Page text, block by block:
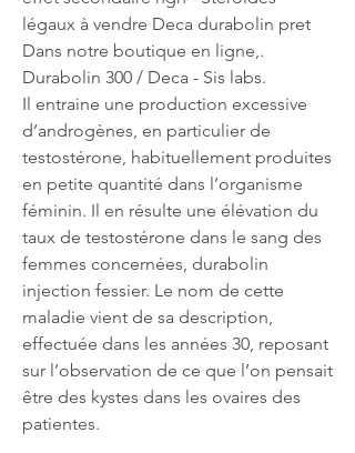
légaux à vendre Deca durabolin pret
Dans notre boutique en ligne,.
Durabolin 300 / Deca - Sis labs.
Il entraine une production excessive
d’androgènes, en particulier de
testostérone, habituellement produites
en petite quantité dans l’organisme
féminin. Il en résulte une élévation du
taux de testostérone dans le sang des
femmes concernées, durabolin
injection fessier. Le nom de cette
maladie vient de sa description,
effectuée dans les années 30, reposant
sur l’observation de ce que l’on pensait
être des kystes dans les ovaires des
patientes.